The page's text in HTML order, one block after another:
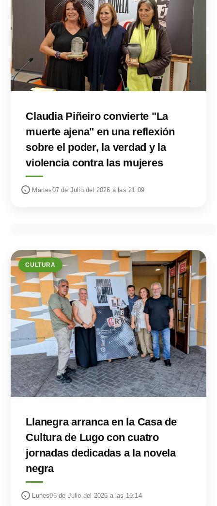
Claudia Piñeiro convierte "La
muerte ajena" en una reflexión
sobre el poder, la verdad y la
violencia contra las mujeres
Martes07 de Julio del 2026 a las 21:09
CULTURA
Llanegra arranca en la Casa de
Cultura de Lugo con cuatro
jornadas dedicadas a la novela
negra
Lunes06 de Julio del 2026 a las 19:14